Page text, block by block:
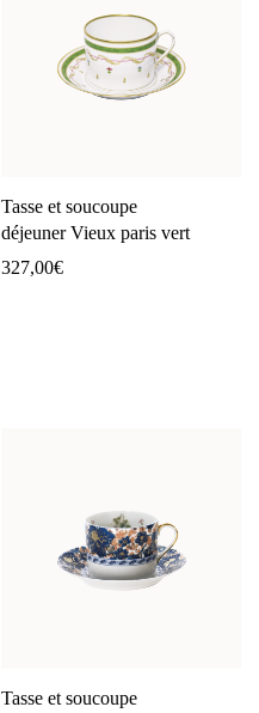
Tasse et soucoupe
déjeuner Vieux paris vert
327,00€
Tasse et soucoupe